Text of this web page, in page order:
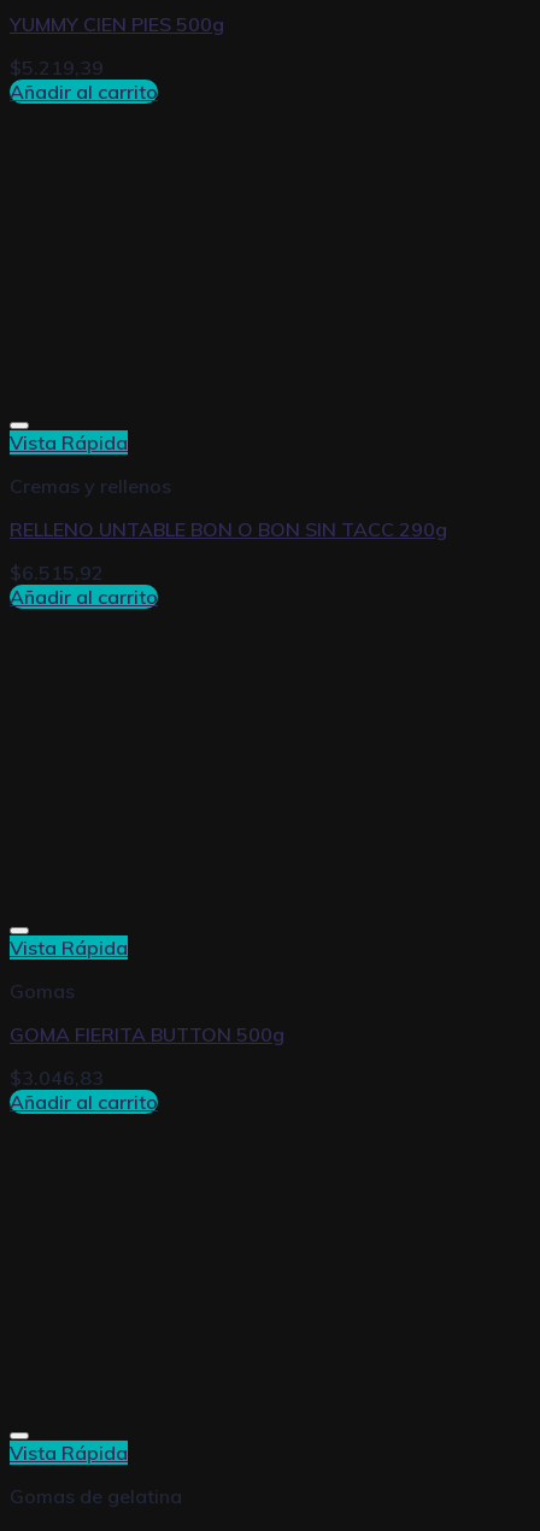
YUMMY CIEN PIES 500g
$5.219,39
Añadir al carrito
Vista Rápida
Cremas y rellenos
RELLENO UNTABLE BON O BON SIN TACC 290g
$6.515,92
Añadir al carrito
Vista Rápida
Gomas
GOMA FIERITA BUTTON 500g
$3.046,83
Añadir al carrito
Vista Rápida
Gomas de gelatina